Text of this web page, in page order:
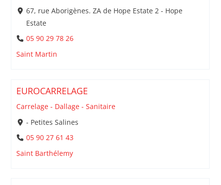
67, rue Aborigènes. ZA de Hope Estate 2 - Hope
Estate
05 90 29 78 26
Saint Martin
EUROCARRELAGE
Carrelage - Dallage - Sanitaire
- Petites Salines
05 90 27 61 43
Saint Barthélemy